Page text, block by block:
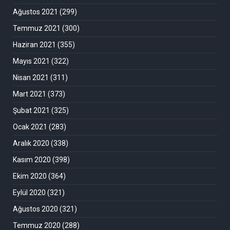
Ağustos 2021 (299)
Temmuz 2021 (300)
Haziran 2021 (355)
Mayıs 2021 (322)
Nisan 2021 (311)
Mart 2021 (373)
Şubat 2021 (325)
Ocak 2021 (283)
Aralık 2020 (338)
Kasım 2020 (398)
Ekim 2020 (364)
Eylül 2020 (321)
Ağustos 2020 (321)
Temmuz 2020 (288)